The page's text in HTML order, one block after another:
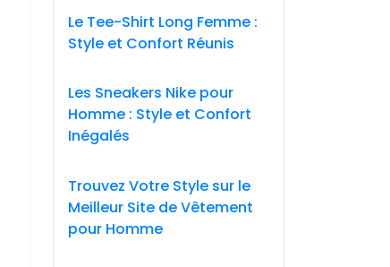
Le Tee-Shirt Long Femme :
Style et Confort Réunis
Les Sneakers Nike pour
Homme : Style et Confort
Inégalés
Trouvez Votre Style sur le
Meilleur Site de Vêtement
pour Homme